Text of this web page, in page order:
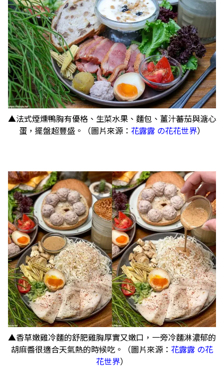
▲法式煙燻鴨胸有優格、生菜水果、麵包、薑汁蕃茄與溏心
蛋，擺盤超豐盛。（圖片來源： 花露露 の花花世界）
▲香草嫩雞冷麵的舒肥雞胸厚實又嫩口，一旁冷麵淋濃郁的
胡麻醬很適合天氣熱的時候吃。（圖片來源： 花露露 の花
花世界）